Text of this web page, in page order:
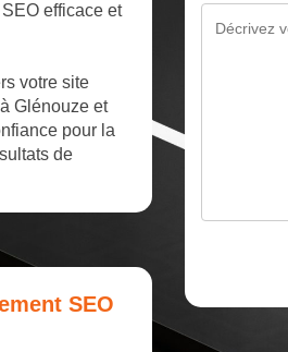
efficace et
votre site
Glénouze et
pour la
de
SEO